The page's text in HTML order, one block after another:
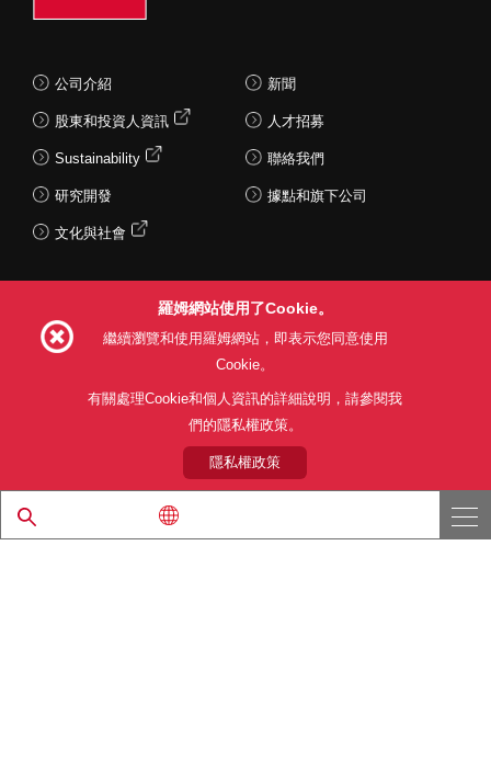
公司介紹
股東和投資人資訊
Sustainability
研究開發
文化與社會
新聞
人才招募
聯絡我們
據點和旗下公司
利用目的 隱私權政策
關於本公司產品銷售之標準條款(PDF)
© 1997 - 2026 ROHM CO., LTD. ALL RIGHTS RESERVED.
羅姆網站使用了Cookie。
繼續瀏覽和使用羅姆網站，即表示您同意使用
Cookie。
有關處理Cookie和個人資訊的詳細說明，請參閱我
們的隱私權政策。
隱私權政策